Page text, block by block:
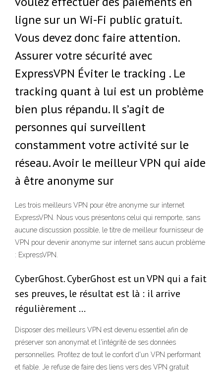
ligne sur un Wi-Fi public gratuit.
Vous devez donc faire attention.
Assurer votre sécurité avec
ExpressVPN Éviter le tracking . Le
tracking quant à lui est un problème
bien plus répandu. Il s’agit de
personnes qui surveillent
constamment votre activité sur le
réseau. Avoir le meilleur VPN qui aide
à être anonyme sur
Les trois meilleurs VPN pour être anonyme sur internet
ExpressVPN. Nous vous présentons celui qui remporte, sans
aucune discussion possible, le titre de meilleur fournisseur de
VPN pour devenir anonyme sur internet sans aucun problème
: ExpressVPN.
CyberGhost. CyberGhost est un VPN qui a fait
ses preuves, le résultat est là : il arrive
régulièrement …
Disposer des meilleurs VPN est devenu essentiel afin de
préserver son anonymat et l'intégrité de ses données
personnelles. Profitez de tout le confort d'un VPN performant
et fiable. Je refuse de faire des liens vers des VPN gratuit